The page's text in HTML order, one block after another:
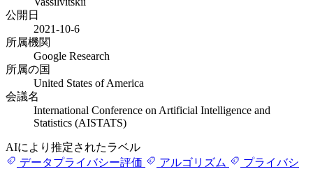
公開日
2021-10-6
所属機関
Google Research
所属の国
United States of America
会議名
International Conference on Artificial Intelligence and
Statistics (AISTATS)
AIにより推定されたラベル
データプライバシー評価
アルゴリズム
プライバシ